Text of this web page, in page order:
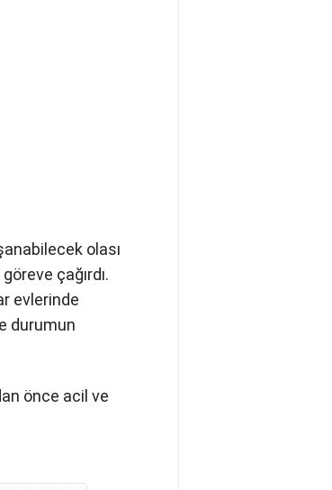
olası
çağırdı.
evlerinde
durumun
önce acil ve